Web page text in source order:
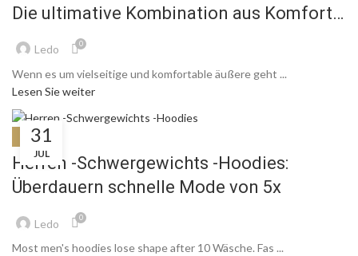
Die ultimative Kombination aus Komfort
und Stil
Ledo 0
Wenn es um vielseitige und komfortable äußere geht ...
Lesen Sie weiter
31
JUL
BLOG
Herren -Schwergewichts -Hoodies:
Überdauern schnelle Mode von 5x
Ledo 0
Most men's hoodies lose shape after 10 Wäsche. Fas ...